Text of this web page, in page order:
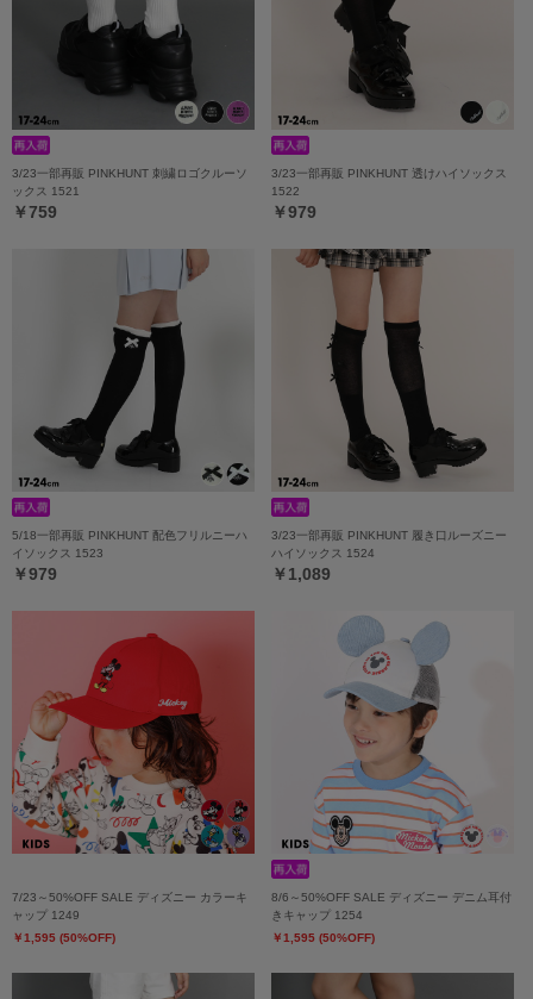
3/23一部再販 PINKHUNT 刺繍ロゴクルーソ
ックス 1521
￥759
3/23一部再販 PINKHUNT 透けハイソックス
1522
￥979
5/18一部再販 PINKHUNT 配色フリルニーハ
イソックス 1523
￥979
3/23一部再販 PINKHUNT 履き口ルーズニー
ハイソックス 1524
￥1,089
7/23～50%OFF SALE ディズニー カラーキ
ャップ 1249
￥1,595 (50%OFF)
8/6～50%OFF SALE ディズニー デニム耳付
きキャップ 1254
￥1,595 (50%OFF)